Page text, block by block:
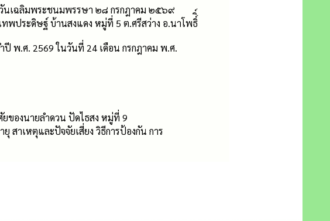
วันเฉลิมพระชนมพรรษา ๒๘ กรกฎาคม ๒๕๖๙
พประดิษฐ์ บ้านสงแดง หมู่ที่ 5 ต.ศรีสว่าง อ.นาโพธิ์ิ์
ปี พ.ศ. 2569 ในวันที่ 24 เดือน กรกฎาคม พ.ศ.
ของนายลำดวน ปัดไธสง หมู่ที่ 9
สาเหตุและปัจจัยเสี่ยง วิธีการป้องกัน การ